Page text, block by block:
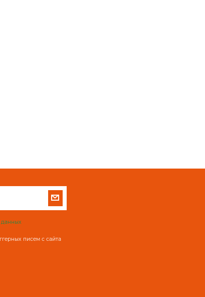
писем с сайта